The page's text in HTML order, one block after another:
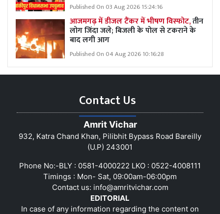
Published On 03 Aug 2026 15:24:16
आजमगढ़ में डीजल टैंकर में भीषण विस्फोट,तीन
लोग जिंदा जले; बिजली के पोल से टकराने के
बाद लगी आग
Published On 04 Aug 2026 10:16:28
Contact Us
Amrit Vichar
932, Katra Chand Khan, Pilibhit Bypass Road Bareilly
(U.P) 243001
Phone No:-BLY : 0581-4000222 LKO : 0522-4008111
Timings : Mon- Sat, 09:00am-06:00pm
Contact us: info@amritvichar.com
EDITORIAL
In case of any information regarding the content on